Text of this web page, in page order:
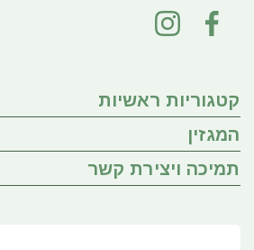
קטגוריות ראשיות
המגזין
תמיכה ויצירת קשר